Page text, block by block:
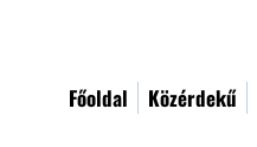
Főoldal Közérdekű